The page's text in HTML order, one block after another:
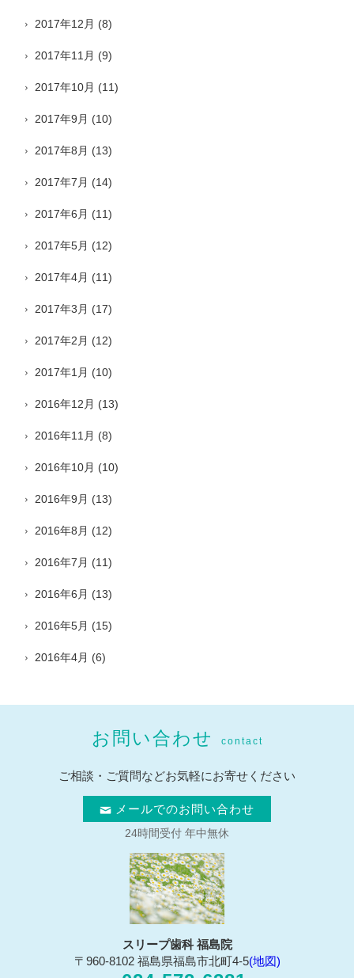
2017年12月 (8)
2017年11月 (9)
2017年10月 (11)
2017年9月 (10)
2017年8月 (13)
2017年7月 (14)
2017年6月 (11)
2017年5月 (12)
2017年4月 (11)
2017年3月 (17)
2017年2月 (12)
2017年1月 (10)
2016年12月 (13)
2016年11月 (8)
2016年10月 (10)
2016年9月 (13)
2016年8月 (12)
2016年7月 (11)
2016年6月 (13)
2016年5月 (15)
2016年4月 (6)
お問い合わせ contact
ご相談・ご質問などお気軽にお寄せください
メールでのお問い合わせ
24時間受付 年中無休
スリープ歯科 福島院
〒960-8102 福島県福島市北町4-5(地図)